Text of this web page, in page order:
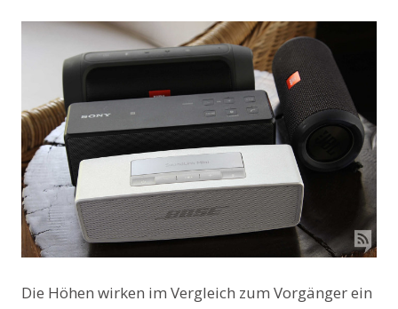
Die Höhen wirken im Vergleich zum Vorgänger ein